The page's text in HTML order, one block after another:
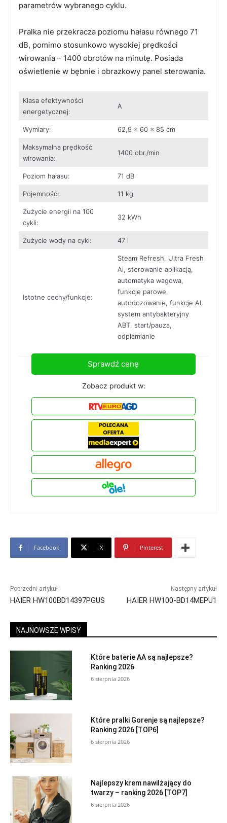
parametrów wybranego cyklu.
Pralka nie przekracza poziomu hałasu równego 71
dB, pomimo stosunkowo wysokiej prędkości
wirowania – 1400 obrotów na minutę. Posiada
oświetlenie w bębnie i obrazkowy panel sterowania.
Klasa efektywności
energetycznej:
A
Wymiary: 62,9 x 60 x 85 cm
Maksymalna prędkość
wirowania:
1400 obr./min
Poziom hałasu: 71 dB
Pojemność: 11 kg
Zużycie energii na 100
cykli:
32 kWh
Zużycie wody na cykl: 47 l
Istotne cechy/funkcje:
Steam Refresh, Ultra Fresh
Ai, sterowanie aplikacją,
automatyka wagowa,
funkcje parowe,
autodozowanie, funkcje AI,
system antybakteryjny
ABT, start/pauza,
odplamianie
Sprawdź cenę
Zobacz produkt w:
Facebook X Pinterest
Poprzedni artykuł
HAIER HW100BD14397PGUS
Następny artykuł
HAIER HW100-BD14MEPU1
NAJNOWSZE WPISY
Które baterie AA są najlepsze?
Ranking 2026
6 sierpnia 2026
Które pralki Gorenje są najlepsze?
Ranking 2026 [TOP6]
6 sierpnia 2026
Najlepszy krem nawilżający do
twarzy – ranking 2026 [TOP7]
6 sierpnia 2026